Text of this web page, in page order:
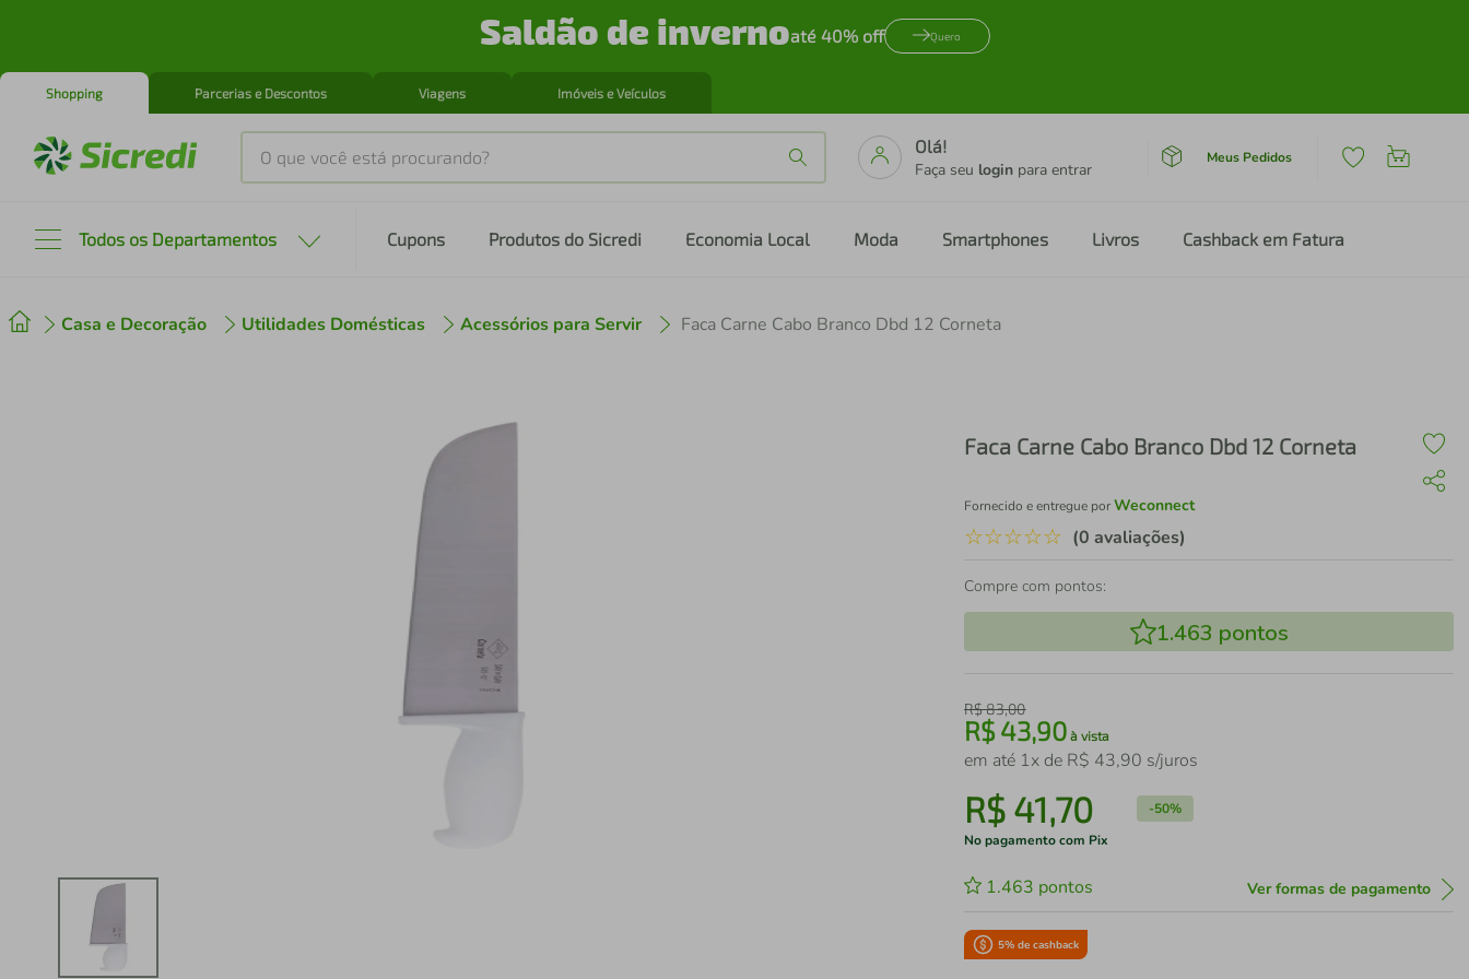
Saldão de invernoaté 40% off Quero
Shopping Parcerias e Descontos Viagens Imóveis e Veículos
O que você está procurando?
Olá!
Faça seu login para entrar
Meus Pedidos
Todos os Departamentos Cupons Produtos do Sicredi Economia Local Moda Smartphones Livros Cashback em Fatura
Casa e Decoração Utilidades Domésticas Acessórios para Servir Faca Carne Cabo Branco Dbd 12 Corneta
Faca Carne Cabo Branco Dbd 12 Corneta
Fornecido e entregue porWeconnect
☆☆☆☆☆ (0 avaliações)
Compre com pontos:
1.463 pontos
R$83,00
R$43,90 à vista
em até 1x de R$ 43,90 s/juros
R$ 41,70 -50%
No pagamento com Pix
1.463 pontos Ver formas de pagamento
5% de cashback
º cafeteira